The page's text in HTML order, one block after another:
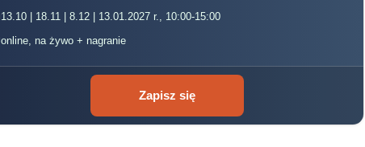
13.10 | 18.11 | 8.12 | 13.01.2027 r., 10:00-15:00
online, na żywo + nagranie
Zapisz się